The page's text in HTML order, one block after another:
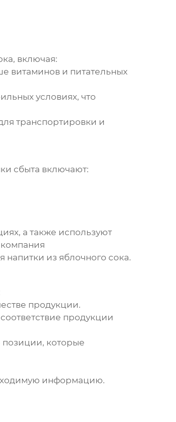
, включая:
витаминов и питательных
условиях, что
транспортировки и
сбыта включают:
а также используют
напитки из яблочного сока.
продукции.
продукции
позиции, которые
информацию.